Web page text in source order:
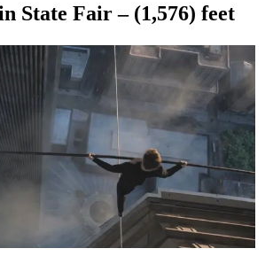
State Fair – (1,576) feet